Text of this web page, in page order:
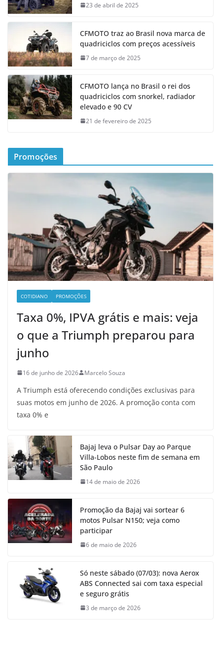
23 de abril de 2025
CFMOTO traz ao Brasil nova marca de
quadriciclos com preços acessíveis
7 de março de 2025
CFMOTO lança no Brasil o rei dos
quadriciclos com snorkel, radiador
elevado e 90 CV
21 de fevereiro de 2025
Promoções
COTIDIANO PROMOÇÕES
Taxa 0%, IPVA grátis e mais: veja
o que a Triumph preparou para
junho
16 de junho de 2026 Marcelo Souza
A Triumph está oferecendo condições exclusivas para
suas motos em junho de 2026. A promoção conta com
taxa 0% e
Bajaj leva o Pulsar Day ao Parque
Villa-Lobos neste fim de semana em
São Paulo
14 de maio de 2026
Promoção da Bajaj vai sortear 6
motos Pulsar N150; veja como
participar
6 de maio de 2026
Só neste sábado (07/03): nova Aerox
ABS Connected sai com taxa especial
e seguro grátis
3 de março de 2026